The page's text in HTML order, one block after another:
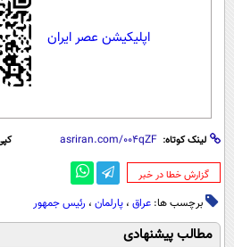
اپلیکیشن عصر ایران
لینک کوتاه:
‌گزارش خطا در خبر
برچسب ها: عراق ، پارلمان ، رئیس جمهور
مطالب پیشنهادی